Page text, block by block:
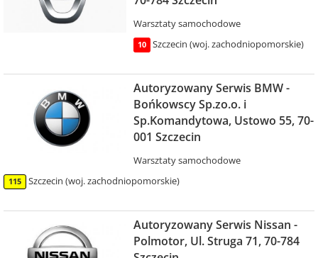
Warsztaty samochodowe
10 Szczecin (woj. zachodniopomorskie)
Autoryzowany Serwis BMW -
Bońkowscy Sp.zo.o. i
Sp.Komandytowa, Ustowo 55, 70-
001 Szczecin
Warsztaty samochodowe
115 Szczecin (woj. zachodniopomorskie)
Autoryzowany Serwis Nissan -
Polmotor, Ul. Struga 71, 70-784